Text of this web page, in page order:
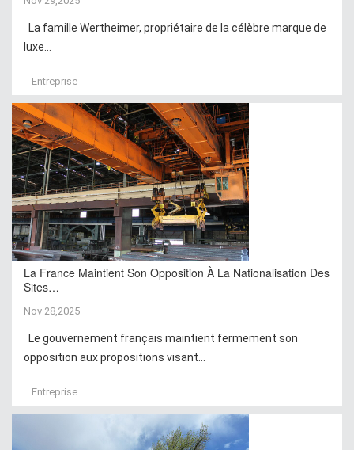
La famille Wertheimer, propriétaire de la célèbre marque de
luxe...
Entreprise
La France Maintient Son Opposition À La Nationalisation Des
Sites…
Nov 28,2025
Le gouvernement français maintient fermement son
opposition aux propositions visant...
Entreprise